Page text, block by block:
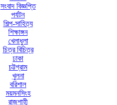
সংবাদ বিজ্ঞপ্তি
পর্যটন
শিল্প-সাহিত্য
শিক্ষাঙ্গন
খেলাধুলা
চিত্র বিচিত্র
ঢাকা
চট্টগ্রাম
খুলনা
বরিশাল
ময়মনসিংহ
রাজশাহী